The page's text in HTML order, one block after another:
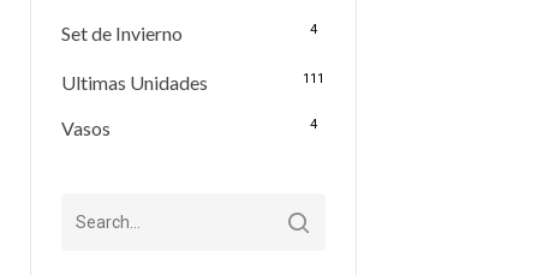
Set de Invierno 4
Ultimas Unidades 111
Vasos 4